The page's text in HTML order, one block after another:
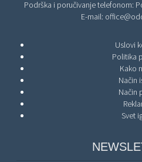
Podrška i poručivanje telefonom:
E-mail:
Uslovi
Politika
Kako
Način
Način
Svet